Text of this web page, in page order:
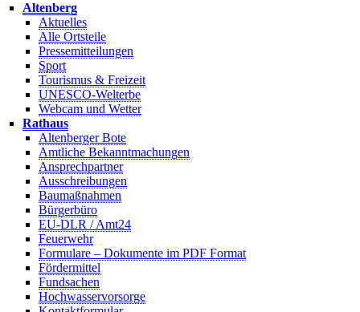
Altenberg
Aktuelles
Alle Ortsteile
Pressemitteilungen
Sport
Tourismus & Freizeit
UNESCO-Welterbe
Webcam und Wetter
Rathaus
Altenberger Bote
Amtliche Bekanntmachungen
Ansprechpartner
Ausschreibungen
Baumaßnahmen
Bürgerbüro
EU-DLR / Amt24
Feuerwehr
Formulare – Dokumente im PDF Format
Fördermittel
Fundsachen
Hochwasservorsorge